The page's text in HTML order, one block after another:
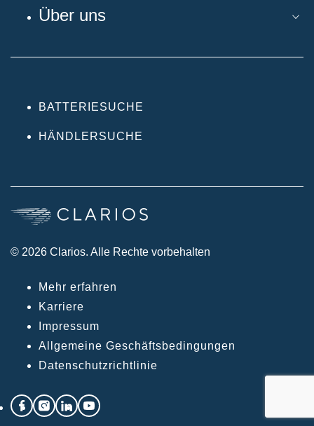
Über uns
BATTERIESUCHE
HÄNDLERSUCHE
© 2026 Clarios. Alle Rechte vorbehalten
Mehr erfahren
Karriere
Impressum
Allgemeine Geschäftsbedingungen
Datenschutzrichtlinie